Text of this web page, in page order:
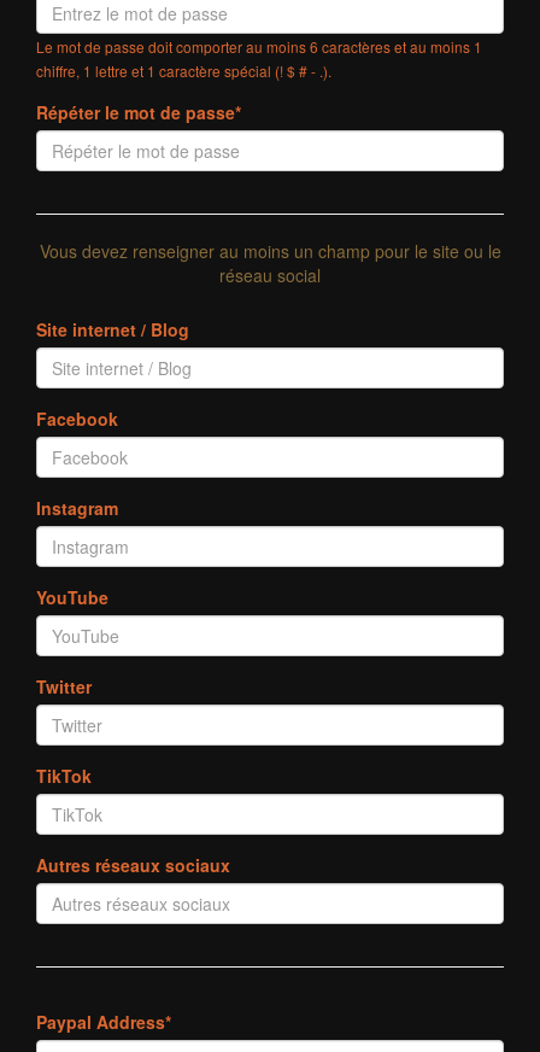
Le mot de passe doit comporter au moins 6 caractères et au moins 1
chiffre, 1 lettre et 1 caractère spécial (! $ # - .).
Répéter le mot de passe*
Vous devez renseigner au moins un champ pour le site ou le
réseau social
Site internet / Blog
Facebook
Instagram
YouTube
Twitter
TikTok
Autres réseaux sociaux
Paypal Address*